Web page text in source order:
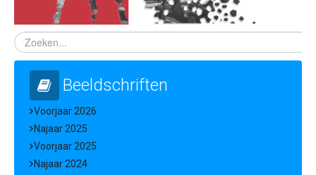
Beeldschriften
Voorjaar 2026
Najaar 2025
Voorjaar 2025
Najaar 2024